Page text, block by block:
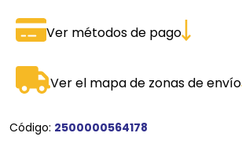
Ver métodos de pago
Ver el mapa de zonas de envío
Código: 2500000564178